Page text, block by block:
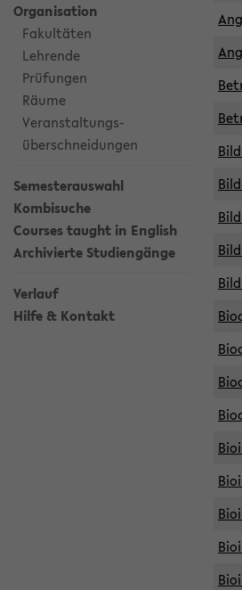
Organisation
Fakultäten
Lehrende
Prüfungen
Räume
Veranstaltungs-
überschneidungen
Semesterauswahl
Kombisuche
Courses taught in English
Archivierte Studiengänge
Verlauf
Hilfe & Kontakt